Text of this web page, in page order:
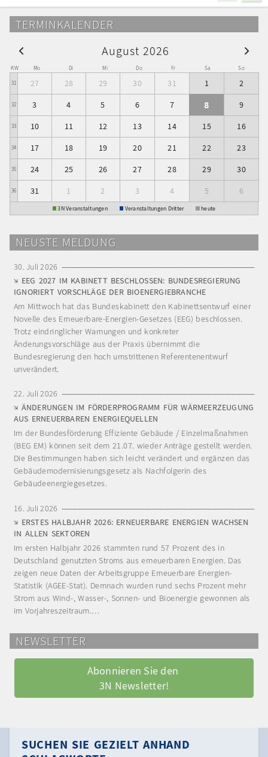
TERMINKALENDER
August 2026
KW Mo Di Mi Do Fr Sa So
31 27 28 29 30 31 1 2
32 3 4 5 6 7 8 9
33 10 11 12 13 14 15 16
34 17 18 19 20 21 22 23
35 24 25 26 27 28 29 30
36 31 1 2 3 4 5 6
3N Veranstaltungen Veranstaltungen Dritter heute
NEUSTE MELDUNG
30. Juli 2026
EEG 2027 IM KABINETT BESCHLOSSEN: BUNDESREGIERUNG
IGNORIERT VORSCHLÄGE DER BIOENERGIEBRANCHE
Am Mittwoch hat das Bundeskabinett den Kabinettsentwurf einer
Novelle des Erneuerbare-Energien-Gesetzes (EEG) beschlossen.
Trotz eindringlicher Warnungen und konkreter
Änderungsvorschläge aus der Praxis übernimmt die
Bundesregierung den hoch umstrittenen Referentenentwurf
unverändert.
22. Juli 2026
ÄNDERUNGEN IM FÖRDERPROGRAMM FÜR WÄRMEERZEUGUNG
AUS ERNEUERBAREN ENERGIEQUELLEN
Im der Bundesförderung Effiziente Gebäude / Einzelmaßnahmen
(BEG EM) können seit dem 21.07. wieder Anträge gestellt werden.
Die Bestimmungen haben sich leicht verändert und ergänzen das
Gebäudemodernisierungsgesetz als Nachfolgerin des
Gebäudeenergiegesetzes.
16. Juli 2026
ERSTES HALBJAHR 2026: ERNEUERBARE ENERGIEN WACHSEN
IN ALLEN SEKTOREN
Im ersten Halbjahr 2026 stammten rund 57 Prozent des in
Deutschland genutzten Stroms aus erneuerbaren Energien. Das
zeigen neue Daten der Arbeitsgruppe Erneuerbare Energien-
Statistik (AGEE-Stat). Demnach wurden rund sechs Prozent mehr
Strom aus Wind-, Wasser-, Sonnen- und Bioenergie gewonnen als
im Vorjahreszeitraum.…
NEWSLETTER
Abonnieren Sie den
3N Newsletter!
SUCHEN SIE GEZIELT ANHAND